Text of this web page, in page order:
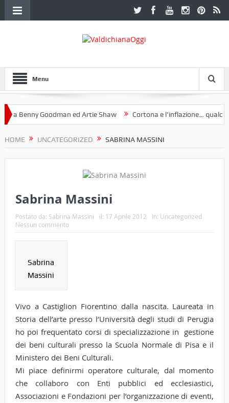
Menu
a Benny Goodman ed Artie Shaw Cortona e l’inflazione… qualche
HOME UNCATEGORIZED SABRINA MASSINI
Sabrina Massini
Postato da: Sabrina Massini il: 17 Aprile 2012 In: Uncategorized
Nessun commento
Sabrina
Massini
Vivo a Castiglion Fiorentino dalla nascita. Laureata in
Storia dell’arte presso l’Università degli studi di Perugia
ho poi frequentato corsi di specializzazione in gestione
dei beni culturali presso la Scuola Normale di Pisa e il
Ministero dei Beni Culturali.
Mi piace definirmi operatore culturale, dal momento
che collaboro con Enti pubblici ed ecclesiastici,
Associazioni e Fondazioni per l’organizzazione di eventi,